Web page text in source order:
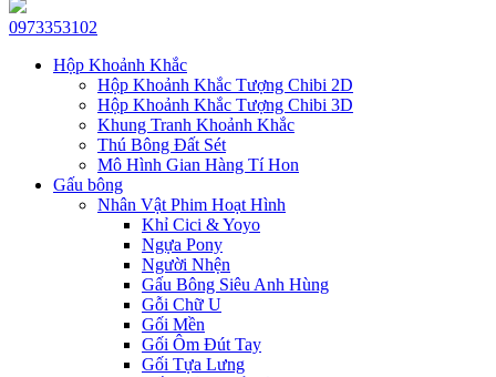
0973353102
Hộp Khoảnh Khắc
Hộp Khoảnh Khắc Tượng Chibi 2D
Hộp Khoảnh Khắc Tượng Chibi 3D
Khung Tranh Khoảnh Khắc
Thú Bông Đất Sét
Mô Hình Gian Hàng Tí Hon
Gấu bông
Nhân Vật Phim Hoạt Hình
Khỉ Cici & Yoyo
Ngựa Pony
Người Nhện
Gấu Bông Siêu Anh Hùng
Gỗi Chữ U
Gối Mền
Gối Ôm Đút Tay
Gối Tựa Lưng